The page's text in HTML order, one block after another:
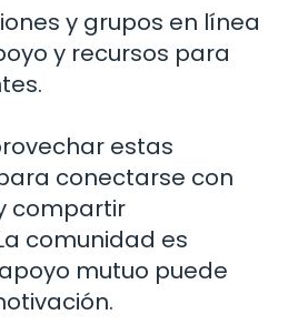
y grupos en línea
y recursos para
estas
conectarse con
compartir
comunidad es
mutuo puede